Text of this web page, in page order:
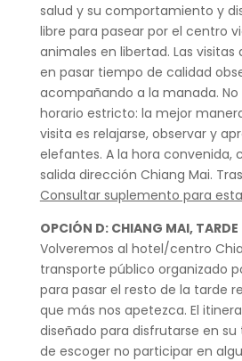
salud y su comportamiento y
libre para pasear por el centro
animales en libertad. Las visitas
en pasar tiempo de calidad
acompañando a la manada.
horario estricto: la mejor
visita es relajarse, observar y
elefantes. A la hora convenida,
salida dirección Chiang Mai.
Consultar suplemento para
OPCIÓN D: CHIANG MAI, TARDE
Volveremos al hotel/centro
transporte público organizado
para pasar el resto de la tarde
que más nos apetezca. El
diseñado para disfrutarse en
de escoger no participar en